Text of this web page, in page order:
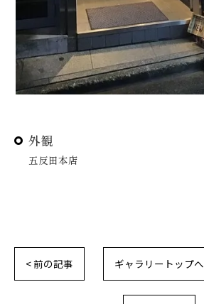
外観
五反田本店
< 前の記事 ギャラリートップへ